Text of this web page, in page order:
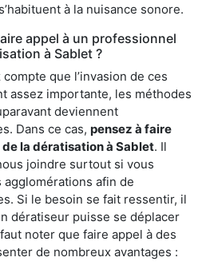
à la nuisance sonore.
appel à un professionnel
à Sablet ?
que l’invasion de ces
assez importante, les méthodes
deviennent
Dans ce cas, pensez à faire
la dératisation à Sablet. Il
joindre surtout si vous
afin de
Si le besoin se fait ressentir, il
dératiseur puisse se déplacer
noter que faire appel à des
de nombreux avantages :